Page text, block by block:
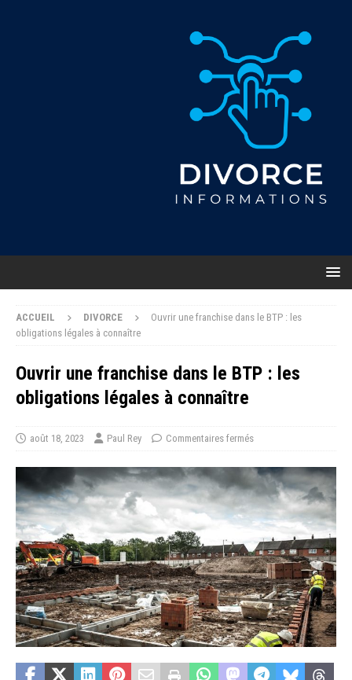
ACCUEIL DIVORCE
Ouvrir une franchise dans le BTP : les
obligations légales à connaître
Ouvrir une franchise dans le BTP : les
obligations légales à connaître
août 18, 2023 Paul Rey Commentaires fermés